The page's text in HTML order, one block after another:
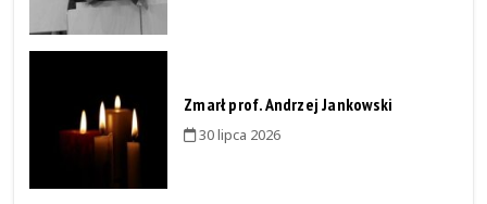
Zmarł prof. Andrzej Jankowski
30 lipca 2026